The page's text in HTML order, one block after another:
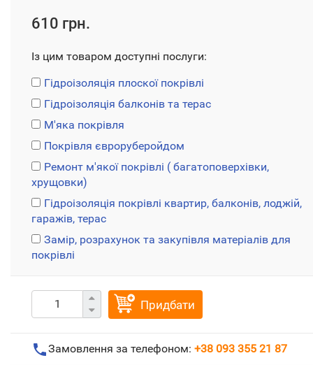
610 грн.
Із цим товаром доступні послуги:
Гідроізоляція плоскої покрівлі
Гідроізоляція балконів та терас
М'яка покрівля
Покрівля євроруберойдом
Ремонт м'якої покрівлі ( багатоповерхівки,
хрущовки)
Гідроізоляція покрівлі квартир, балконів, лоджій,
гаражів, терас
Замір, розрахунок та закупівля матеріалів для
покрівлі
Придбати
Замовлення за телефоном: +38 093 355 21 87